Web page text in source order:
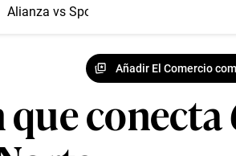
Alianza vs Sport Boys
Añadir El Comercio
que conecta